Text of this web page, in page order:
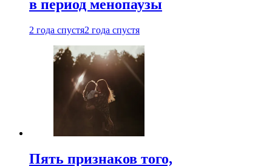
в период менопаузы
2 года спустя2 года спустя
Пять признаков того,